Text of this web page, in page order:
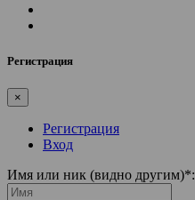
Регистрация
×
Регистрация
Вход
Имя или ник (видно другим)*: